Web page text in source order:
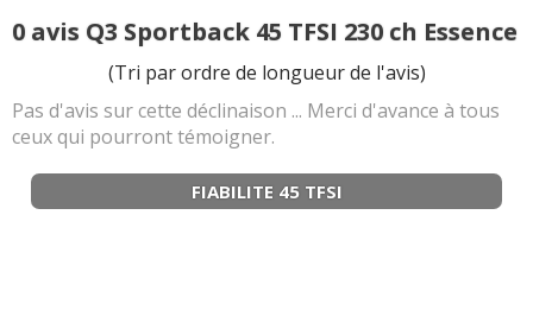
0 avis Q3 Sportback 45 TFSI 230 ch Essence
(Tri par ordre de longueur de l'avis)
Pas d'avis sur cette déclinaison ... Merci d'avance à tous
ceux qui pourront témoigner.
FIABILITE 45 TFSI